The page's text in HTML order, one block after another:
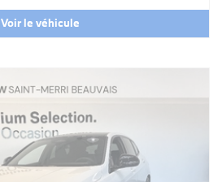
Voir le véhicule